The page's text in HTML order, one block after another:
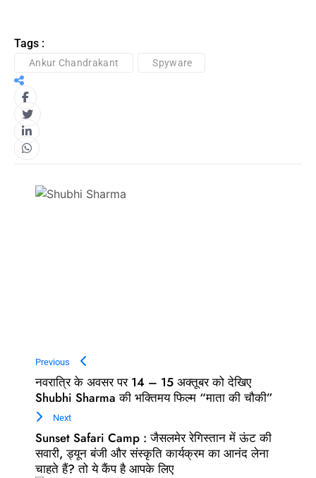
Tags :
Ankur Chandrakant Spyware
Previous
नवरात्रि के अवसर पर 14 – 15 अक्तूबर को देखिए
Shubhi Sharma की भक्तिमय फिल्म “माता की चौकी”
Next
Sunset Safari Camp : जैसलमेर रेगिस्तान में ऊंट की
सवारी, ड्यून बंजी और संस्कृति कार्यक्रम का आनंद लेना
चाहते हैं? तो ये कैंप है आपके लिए